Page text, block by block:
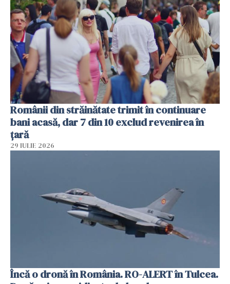
Românii din străinătate trimit în continuare
bani acasă, dar 7 din 10 exclud revenirea în
țară
29 IULIE 2026
Încă o dronă în România. RO-ALERT în Tulcea.